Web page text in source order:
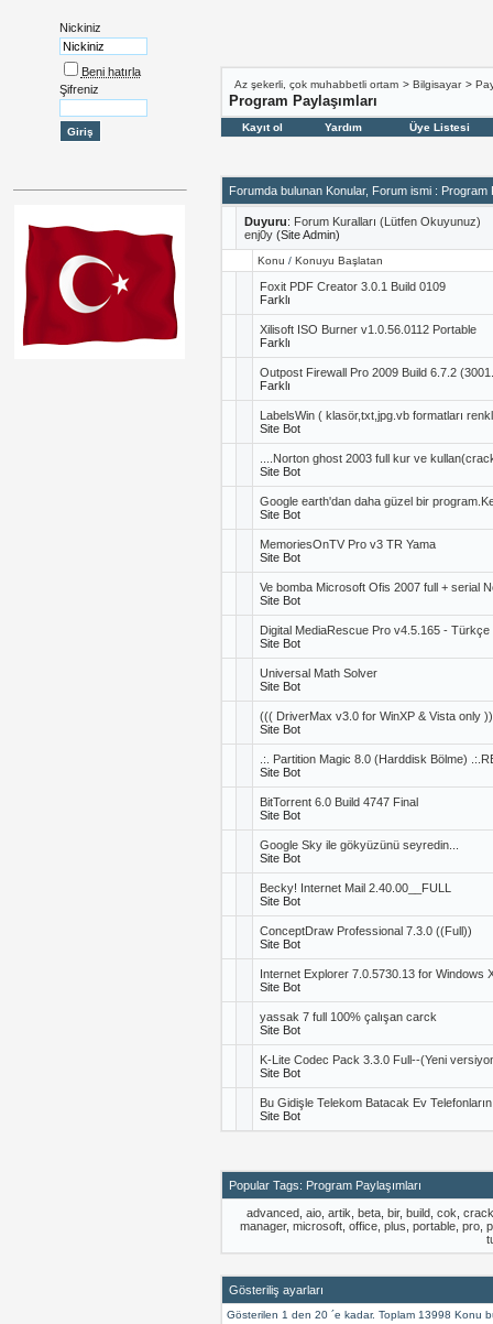
Nickiniz
Beni hatırla
Şifreniz
Az şekerli, çok muhabbetli ortam > Bilgisayar >
Program Paylaşımları
Kayıt ol Yardım Üye Listesi
Forumda bulunan Konular, Forum ismi : Program
Duyuru: Forum Kuralları (Lütfen Okuyunuz)
enj0y (Site Admin)
Konu / Konuyu Başlatan
Foxit PDF Creator 3.0.1 Build 0109
Farklı
Xilisoft ISO Burner v1.0.56.0112 Portable
Farklı
Outpost Firewall Pro 2009 Build 6.7.2
Farklı
LabelsWin ( klasör,txt,jpg.vb formatları
Site Bot
....Norton ghost 2003 full kur ve
Site Bot
Google earth'dan daha güzel bir
Site Bot
MemoriesOnTV Pro v3 TR Yama
Site Bot
Ve bomba Microsoft Ofis 2007 full + serial
Site Bot
Digital MediaRescue Pro v4.5.165 -
Site Bot
Universal Math Solver
Site Bot
((( DriverMax v3.0 for WinXP & Vista only
Site Bot
.:. Partition Magic 8.0 (Harddisk Bölme)
Site Bot
BitTorrent 6.0 Build 4747 Final
Site Bot
Google Sky ile gökyüzünü seyredin...
Site Bot
Becky! Internet Mail 2.40.00__FULL
Site Bot
ConceptDraw Professional 7.3.0 ((Full))
Site Bot
Internet Explorer 7.0.5730.13 for Windows
Site Bot
yassak 7 full 100% çalışan carck
Site Bot
K-Lite Codec Pack 3.3.0 Full--(Yeni
Site Bot
Bu Gidişle Telekom Batacak Ev
Site Bot
Popular Tags: Program Paylaşımları
advanced aio artik beta bir, build cok crack
manager, microsoft, office, plus portable, pro,
Gösteriliş ayarları
Gösterilen 1 den 20 ´e kadar. Toplam 13998 Konu